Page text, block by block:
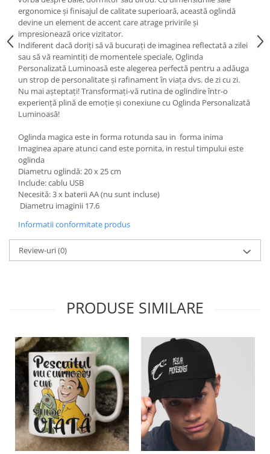
ergonomice și finisajul de calitate superioară, această oglindă
devine un element de accent care atrage privirile și
impresionează orice vizitator.
Indiferent dacă doriți să vă bucurați de imaginea reflectată a zilei
sau să vă reamintiți de momentele speciale, Oglinda
Personalizată Luminoasă este alegerea perfectă pentru a adăuga
un strop de personalitate și rafinament în viața dvs. de zi cu zi.
Nu mai așteptați! Transformați-vă rutina de oglindire într-o
experiență plină de emoție și conexiune cu Oglinda Personalizată
Luminoasă!
Oglinda magica este in forma rotunda sau in forma inima
Imaginea apare atunci cand este pornita, in restul timpului este
oglinda
Diametru oglindă: 20 x 25 cm
Include: cablu USB
Necesită: 3 x baterii AA (nu sunt incluse)
Diametru imaginii 17.6
Informatii conformitate produs
Review-uri(0)
PRODUSE SIMILARE